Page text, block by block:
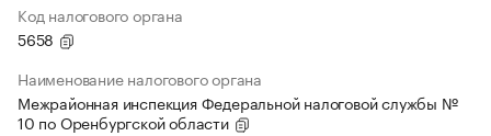
Код налогового органа
5658
Наименование налогового органа
Межрайонная инспекция Федеральной налоговой службы №
10 по Оренбургской области